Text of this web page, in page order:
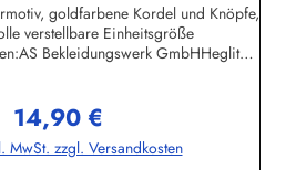
goldfarbene Kordel und Knöpfe,
verstellbare Einheitsgröße
Bekleidungswerk GmbHHeglitzer
Regulärer Preis:
14,90 €
MwSt. zzgl. Versandkosten